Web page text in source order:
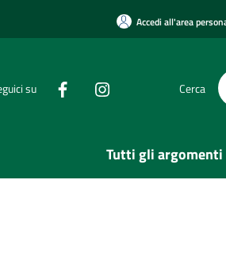
Accedi all'area
su Cerca
Tutti gli argomenti